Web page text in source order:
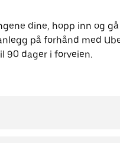
dine, hopp inn og
på forhånd med
90 dager i forveien.